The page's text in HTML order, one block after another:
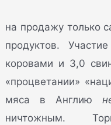
на продажу только
продуктов.
коровами и 3,0
«процветании»
мяса в Англию
ничтожным.